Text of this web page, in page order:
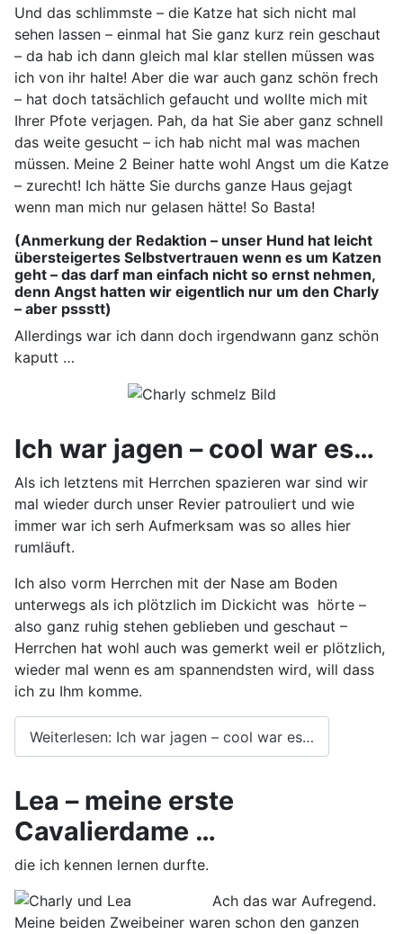
Und das schlimmste – die Katze hat sich nicht mal
sehen lassen – einmal hat Sie ganz kurz rein geschaut
– da hab ich dann gleich mal klar stellen müssen was
ich von ihr halte! Aber die war auch ganz schön frech
– hat doch tatsächlich gefaucht und wollte mich mit
Ihrer Pfote verjagen. Pah, da hat Sie aber ganz schnell
das weite gesucht – ich hab nicht mal was machen
müssen. Meine 2 Beiner hatte wohl Angst um die Katze
– zurecht! Ich hätte Sie durchs ganze Haus gejagt
wenn man mich nur gelasen hätte! So Basta!
(Anmerkung der Redaktion – unser Hund hat leicht
übersteigertes Selbstvertrauen wenn es um Katzen
geht – das darf man einfach nicht so ernst nehmen,
denn Angst hatten wir eigentlich nur um den Charly
– aber pssstt)
Allerdings war ich dann doch irgendwann ganz schön
kaputt …
Ich war jagen – cool war es…
Als ich letztens mit Herrchen spazieren war sind wir
mal wieder durch unser Revier patrouliert und wie
immer war ich serh Aufmerksam was so alles hier
rumläuft.
Ich also vorm Herrchen mit der Nase am Boden
unterwegs als ich plötzlich im Dickicht was hörte –
also ganz ruhig stehen geblieben und geschaut –
Herrchen hat wohl auch was gemerkt weil er plötzlich,
wieder mal wenn es am spannendsten wird, will dass
ich zu Ihm komme.
Weiterlesen: Ich war jagen – cool war es…
Lea – meine erste
Cavalierdame …
die ich kennen lernen durfte.
Ach das war Aufregend.
Meine beiden Zweibeiner waren schon den ganzen